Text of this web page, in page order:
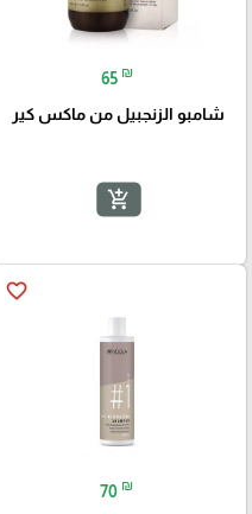
65 ₪
شامبو الزنجبيل من ماكس كير
add_shopping_cart
favorite_border
70 ₪